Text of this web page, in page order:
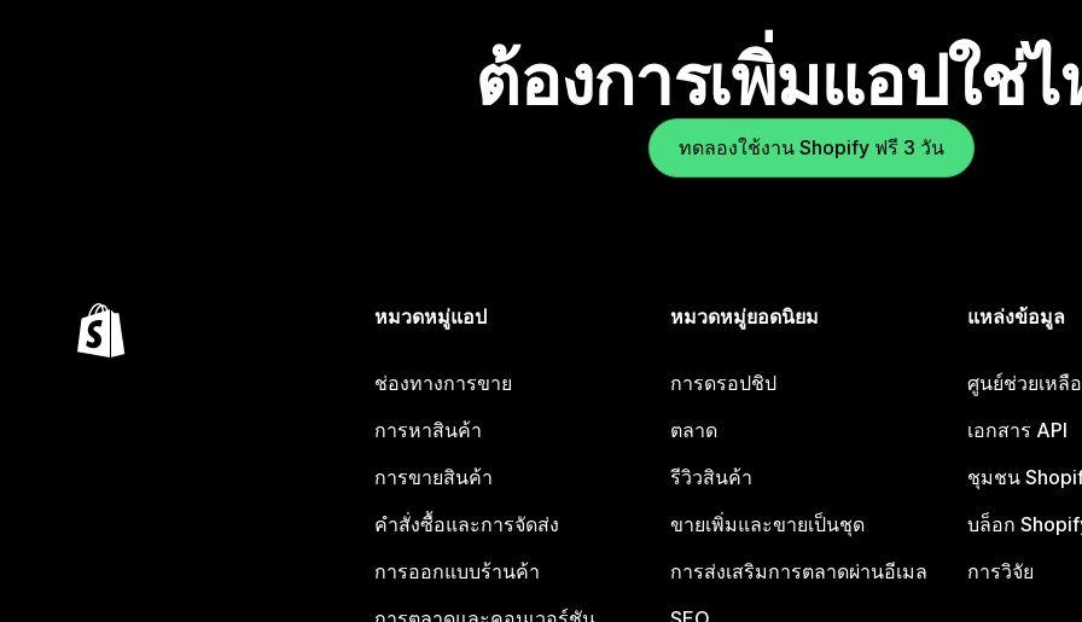
ต้องการเพิ่มแอปใช่
ทดลองใช้งาน Shopify ฟรี 3 วัน
หมวดหมู่แอป
ช่องทางการขาย
การหาสินค้า
การขายสินค้า
คำสั่งซื้อและการจัดส่ง
การออกแบบร้านค้า
หมวดหมู่ยอดนิยม
การดรอปชิป
ตลาด
รีวิวสินค้า
ขายเพิ่มและขายเป็นชุด
การส่งเสริมการตลาดผ่านอีเมล
แหล่งข้อมูล
ศูนย์ช่วยเหลื
เอกสาร API
ชุมชน
บล็อก
การวิจัย